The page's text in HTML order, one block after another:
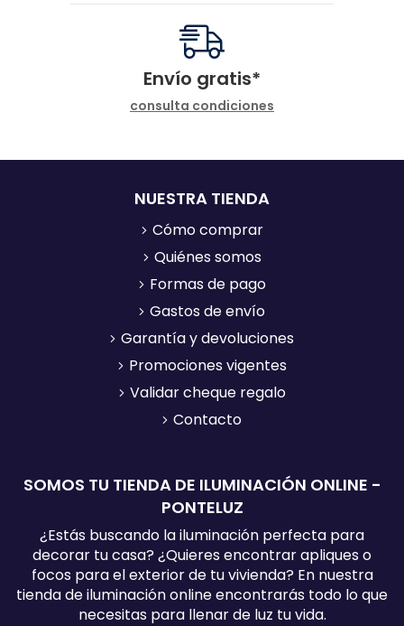
Envío gratis*
consulta condiciones
SOMOS TU TIENDA DE ILUMINACIÓN ONLINE -
PONTELUZ
¿Estás buscando la iluminación perfecta para
decorar tu casa? ¿Quieres encontrar apliques o
focos para el exterior de tu vivienda? En nuestra
tienda de iluminación online encontrarás todo lo que
necesitas para llenar de luz tu vida.
NUESTRA TIENDA
Cómo comprar
Quiénes somos
Formas de pago
Gastos de envío
Garantía y devoluciones
Promociones vigentes
Validar cheque regalo
Contacto